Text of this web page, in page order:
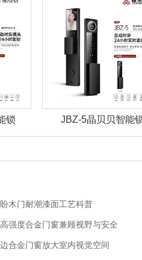
锁 JBZ-5晶贝贝智能
木门耐潮漆面工艺科普
强度合金门窗兼顾视野与安全
合金门窗放大室内视觉空间